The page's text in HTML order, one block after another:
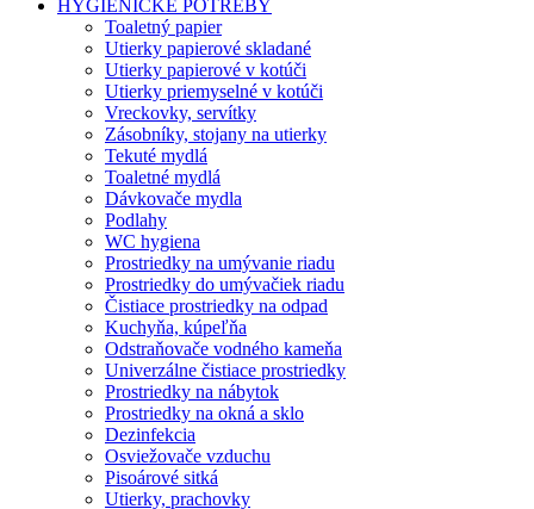
HYGIENICKÉ POTREBY
Toaletný papier
Utierky papierové skladané
Utierky papierové v kotúči
Utierky priemyselné v kotúči
Vreckovky, servítky
Zásobníky, stojany na utierky
Tekuté mydlá
Toaletné mydlá
Dávkovače mydla
Podlahy
WC hygiena
Prostriedky na umývanie riadu
Prostriedky do umývačiek riadu
Čistiace prostriedky na odpad
Kuchyňa, kúpeľňa
Odstraňovače vodného kameňa
Univerzálne čistiace prostriedky
Prostriedky na nábytok
Prostriedky na okná a sklo
Dezinfekcia
Osviežovače vzduchu
Pisoárové sitká
Utierky, prachovky